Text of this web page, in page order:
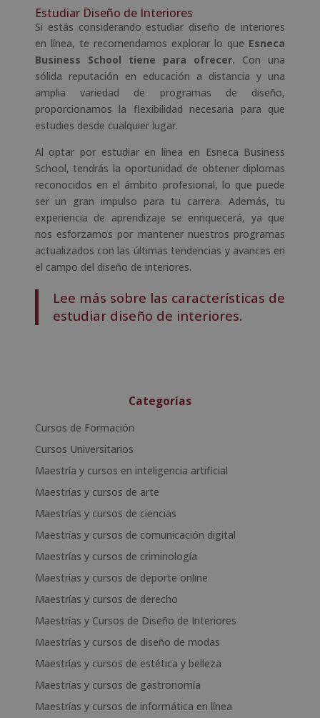
Estudiar Diseño de Interiores
Si estás considerando estudiar diseño de interiores
en línea, te recomendamos explorar lo que Esneca
Business School tiene para ofrecer. Con una
sólida reputación en educación a distancia y una
amplia variedad de programas de diseño,
proporcionamos la flexibilidad necesaria para que
estudies desde cualquier lugar.
Al optar por estudiar en línea en Esneca Business
School, tendrás la oportunidad de obtener diplomas
reconocidos en el ámbito profesional, lo que puede
ser un gran impulso para tu carrera. Además, tu
experiencia de aprendizaje se enriquecerá, ya que
nos esforzamos por mantener nuestros programas
actualizados con las últimas tendencias y avances en
el campo del diseño de interiores.
Lee más sobre las características de
estudiar diseño de interiores.
Categorías
Cursos de Formación
Cursos Universitarios
Maestría y cursos en inteligencia artificial
Maestrías y cursos de arte
Maestrías y cursos de ciencias
Maestrías y cursos de comunicación digital
Maestrías y cursos de criminología
Maestrías y cursos de deporte online
Maestrías y cursos de derecho
Maestrías y Cursos de Diseño de Interiores
Maestrías y cursos de diseño de modas
Maestrías y cursos de estética y belleza
Maestrías y cursos de gastronomía
Maestrías y cursos de informática en línea